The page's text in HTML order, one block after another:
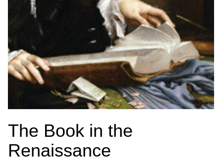
The Book in the
Renaissance